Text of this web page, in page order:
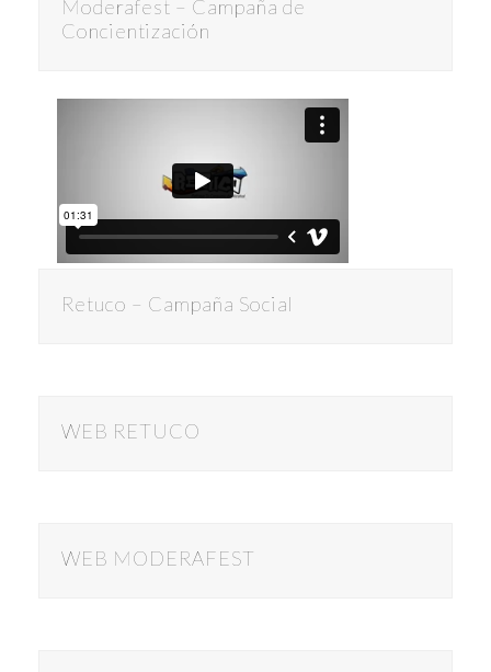
Moderafest – Campaña de
Concientización
Retuco – Campaña Social
WEB RETUCO
WEB MODERAFEST